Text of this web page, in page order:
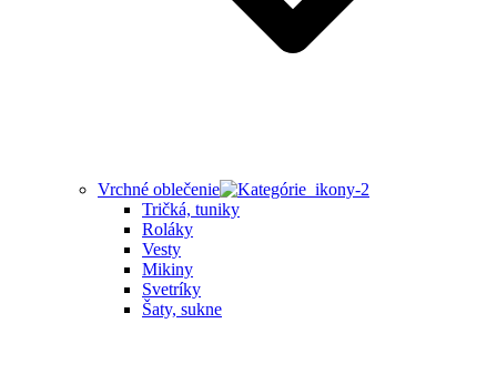
Vrchné oblečenie
Tričká, tuniky
Roláky
Vesty
Mikiny
Svetríky
Šaty, sukne